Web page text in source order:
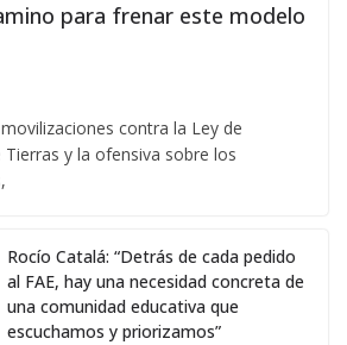
para frenar este modelo
contra la Ley de
y la ofensiva sobre los
Rocío Catalá: “Detrás de cada pedido
al FAE, hay una necesidad concreta de
una comunidad educativa que
escuchamos y priorizamos”